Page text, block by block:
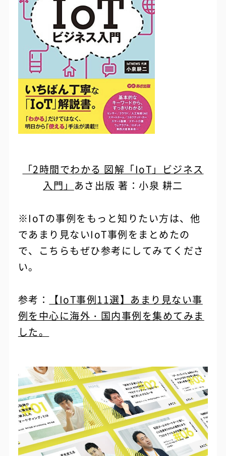
「2時間でわかる 図解「IoT」ビジネス
入門」 あさ出版 著：小泉 耕二
※IoTの事例をもっと知りたい方は、他
であまり見ないIoT事例をまとめたの
で、こちらもぜひ参考にしてみてくださ
い。
参考：
【IoT事例11選】あまり見ない事
例を中心に海外・国内事例を集めてみま
した。